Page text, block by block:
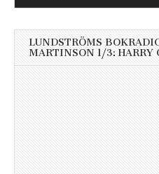
LUNDSTRÖMS
MARTINSON 1/3: HARRY